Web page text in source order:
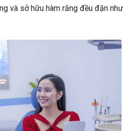
và sở hữu hàm răng đều đặn như